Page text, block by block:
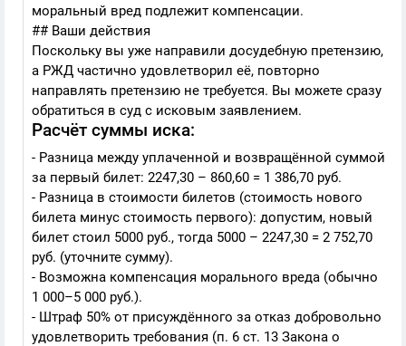
моральный вред подлежит компенсации.
## Ваши действия
Поскольку вы уже направили досудебную претензию,
а РЖД частично удовлетворил её, повторно
направлять претензию не требуется. Вы можете сразу
обратиться в суд с исковым заявлением.
Расчёт суммы иска:
- Разница между уплаченной и возвращённой суммой
за первый билет: 2247,30 – 860,60 = 1 386,70 руб.
- Разница в стоимости билетов (стоимость нового
билета минус стоимость первого): допустим, новый
билет стоил 5000 руб., тогда 5000 – 2247,30 = 2 752,70
руб. (уточните сумму).
- Возможна компенсация морального вреда (обычно
1 000–5 000 руб.).
- Штраф 50% от присуждённого за отказ добровольно
удовлетворить требования (п. 6 ст. 13 Закона о